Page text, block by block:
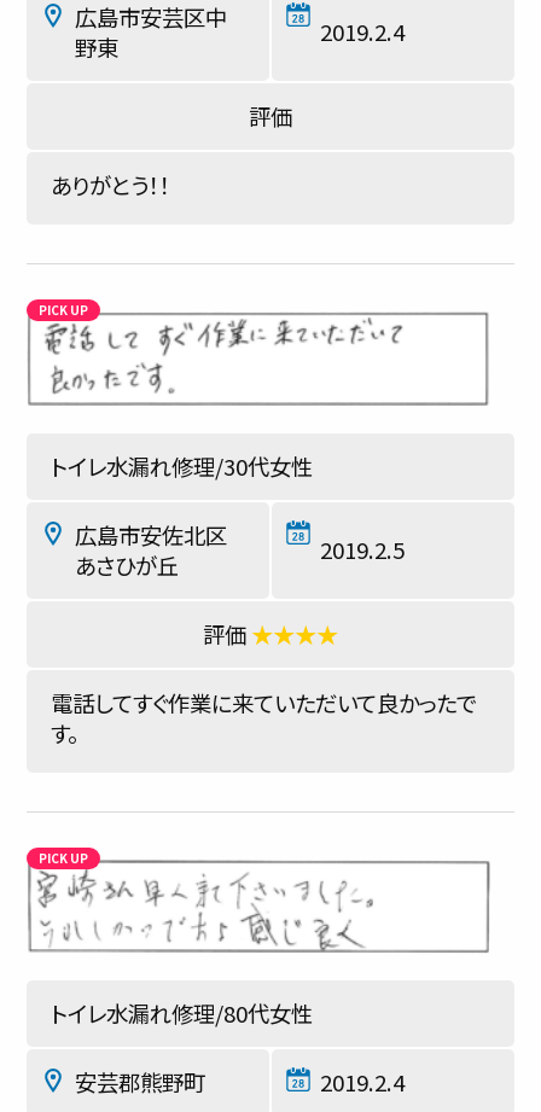
広島市安芸区中
野東
2019.2.4
ありがとう！！
トイレ水漏れ修理/30代女性
広島市安佐北区
あさひが丘
2019.2.5
★★★★
電話してすぐ作業に来ていただいて良かったで
す。
トイレ水漏れ修理/80代女性
安芸郡熊野町 2019.2.4